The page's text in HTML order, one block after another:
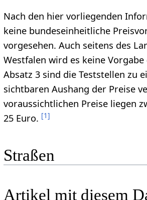
Nach den hier vorliegenden
keine bundeseinheitliche
vorgesehen. Auch seitens des
Westfalen wird es keine Vorgabe
Absatz 3 sind die Teststellen zu
sichtbaren Aushang der Preise
voraussichtlichen Preise liegen
25 Euro. [1]
Straßen
Artikel mit diesem